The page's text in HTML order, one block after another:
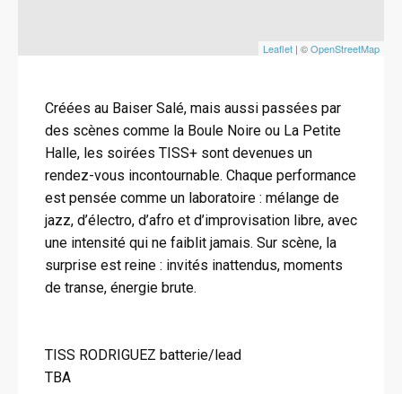
Leaflet | ©OpenStreetMap
Créées au Baiser Salé, mais aussi passées par
des scènes comme la Boule Noire ou La Petite
Halle, les soirées TISS+ sont devenues un
rendez-vous incontournable. Chaque performance
est pensée comme un laboratoire : mélange de
jazz, d’électro, d’afro et d’improvisation libre, avec
une intensité qui ne faiblit jamais. Sur scène, la
surprise est reine : invités inattendus, moments
de transe, énergie brute.
TISS RODRIGUEZ batterie/lead
TBA